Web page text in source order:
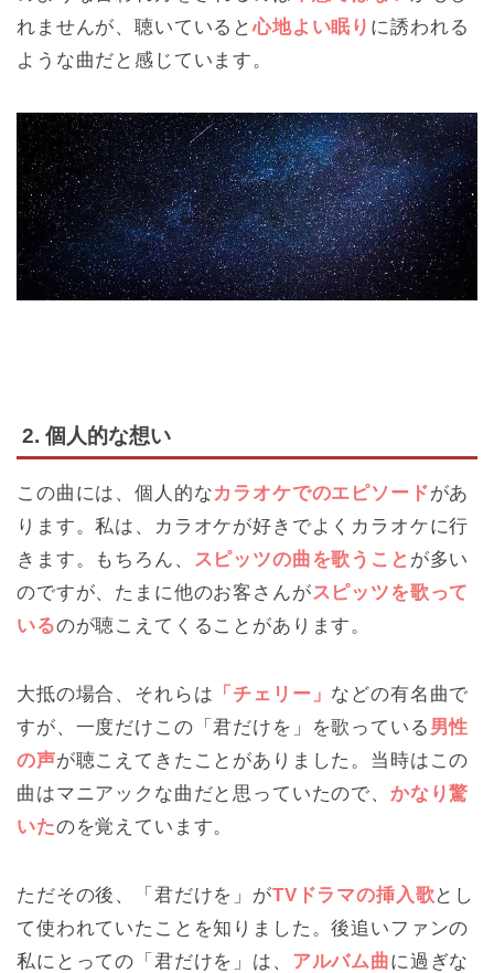
れませんが、聴いていると心地よい眠り に誘われる
ような曲だと感じています。
2. 個人的な想い
この曲には、個人的なカラオケでのエピソードがあ
ります。私は、カラオケが好きでよくカラオケに行
きます。もちろん、 スピッツの曲を歌うこと が多い
のですが、たまに他のお客さんがスピッツを歌って
いるのが聴こえてくることがあります。
大抵の場合、それらは 「チェリー」 などの有名曲で
すが、一度だけこの「君だけを」を歌っている 男性
の声が聴こえてきたことがありました。当時はこの
曲はマニアックな曲だと思っていたので、 かなり驚
いたのを覚えています。
ただその後、「君だけを」がTVドラマの挿入歌とし
て使われていたことを知りました。後追いファンの
私にとっての「君だけを」は、 アルバム曲に過ぎな